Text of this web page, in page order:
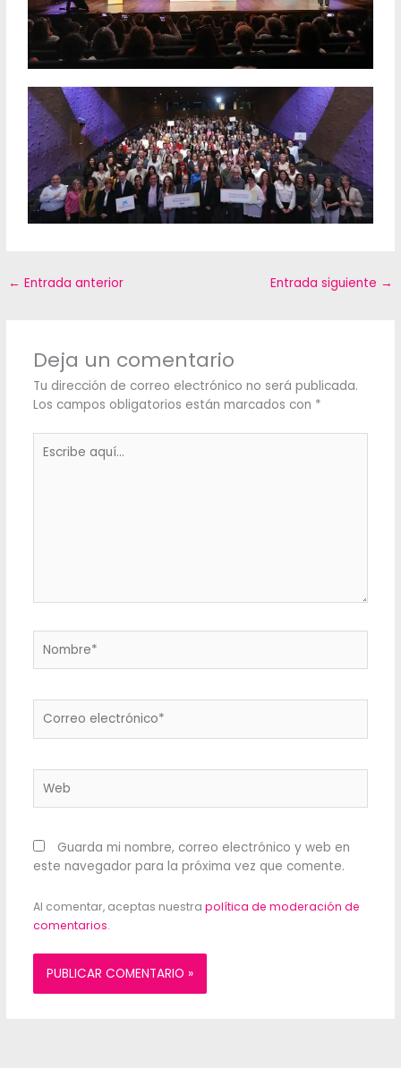
← Entrada anterior Entrada siguiente →
Deja un comentario
Tu dirección de correo electrónico no será publicada.
Los campos obligatorios están marcados con *
aquí...
electrónico*
Guarda mi nombre, correo electrónico y web en
este navegador para la próxima vez que comente.
Al comentar, aceptas nuestra política de moderación de
comentarios.